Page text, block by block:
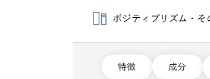
ポジティブリズム・そ
特徴 成分